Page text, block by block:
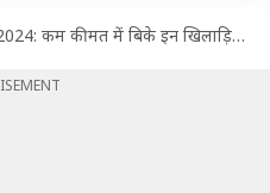
कीमत में बिके इन खिलाड़ियों ने अपने प्रदर्शन से किया प्रभावित